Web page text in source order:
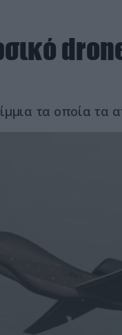
τα οποία τα